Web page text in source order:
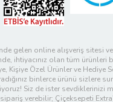
gelen online alışveriş sitesi
ihtiyacınız olan tüm ürünleri
Kişiye Özel Ürünler ve Hediye
binlerce ürünü sizlere
Siz de ister sevdiklerinizi
verebilir; Çiçeksepeti